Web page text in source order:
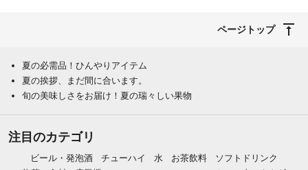
ページトップ
夏の必需品！ひんやりアイテム
夏の挨拶、まだ間に合います。
旬の美味しさをお届け！夏の瑞々しい果物
注目のカテゴリ
ビール・発泡酒 チューハイ 水 お茶飲料
ソフトドリンク